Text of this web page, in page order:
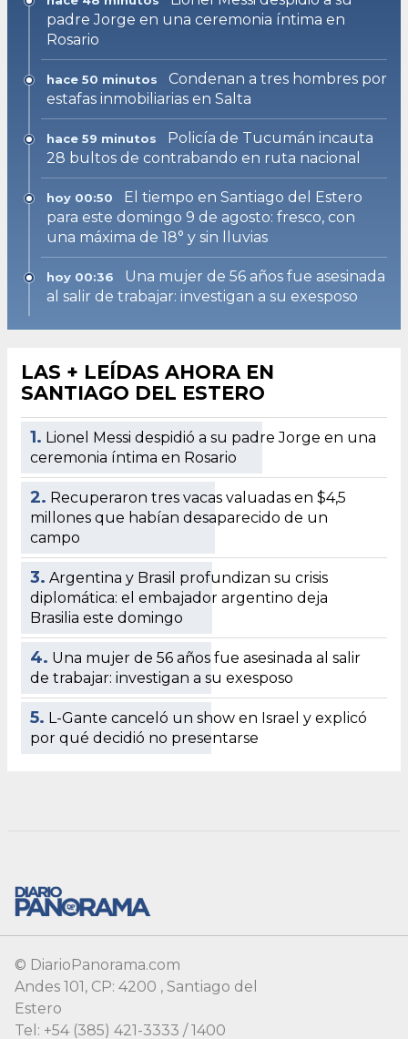
© DiarioPanorama.com
Andes 101, CP: 4200 , Santiago del
Estero
Tel: +54 (385) 421-3333 / 1400